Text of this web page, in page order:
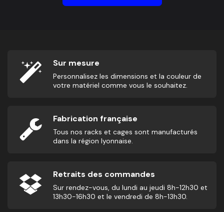
Sur mesure
Personnalisez les dimensions et la couleur de
votre matériel comme vous le souhaitez.
Fabrication française
Tous nos racks et cages sont manufacturés
dans la région lyonnaise.
Retraits des commandes
Sur rendez-vous, du lundi au jeudi 8h-12h30 et
13h30-16h30 et le vendredi de 8h-13h30.